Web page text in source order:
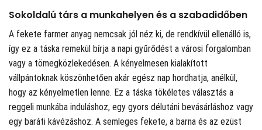
Sokoldalú társ a munkahelyen és a szabadidőben
A fekete farmer anyag nemcsak jól néz ki, de rendkívül ellenálló is,
így ez a táska remekül bírja a napi gyűrődést a városi forgalomban
vagy a tömegközlekedésen. A kényelmesen kialakított
vállpántoknak köszönhetően akár egész nap hordhatja, anélkül,
hogy az kényelmetlen lenne. Ez a táska tökéletes választás a
reggeli munkába induláshoz, egy gyors délutáni bevásárláshoz vagy
egy baráti kávézáshoz. A semleges fekete, a barna és az ezüst